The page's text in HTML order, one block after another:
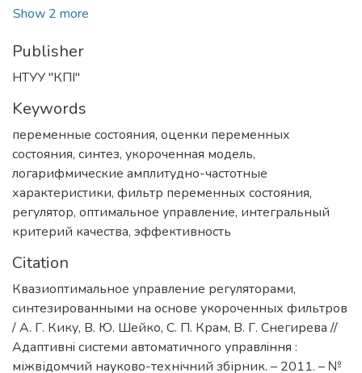
Show 2 more
Publisher
НТУУ "КПІ"
Keywords
переменные состояния, оценки переменных
состояния, синтез, укороченная модель,
логарифмические амплитудно-частотные
характеристики, фильтр переменных состояния,
регулятор, оптимальное управление, интегральный
критерий качества, эффективность
Citation
Квазиоптимальное управление регуляторами,
синтезированными на основе укороченных фильтров
/ А. Г. Кику, В. Ю. Шейко, С. П. Крам, В. Г. Снегирева //
Адаптивнi системи автоматичного управлiння :
міжвідомчий науково-технічний збірник. – 2011. – №